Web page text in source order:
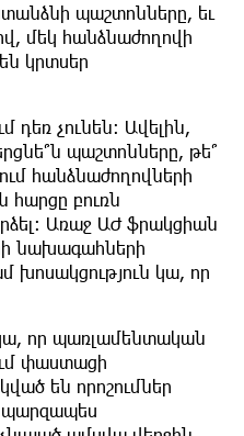
պաշտոնները, եւ
մեկ հանձնաժողովի
կրտսեր
չունեն: Ավելին,
պաշտոնները, թե՞
հանձնաժողովների
հարցը բուռն
Առաջ ԱԺ ֆրակցիան
նախագահների
խոսակցություն կա, որ
կա, որ պառլամենտական
փաստացի
են որոշումներ
պարզապես